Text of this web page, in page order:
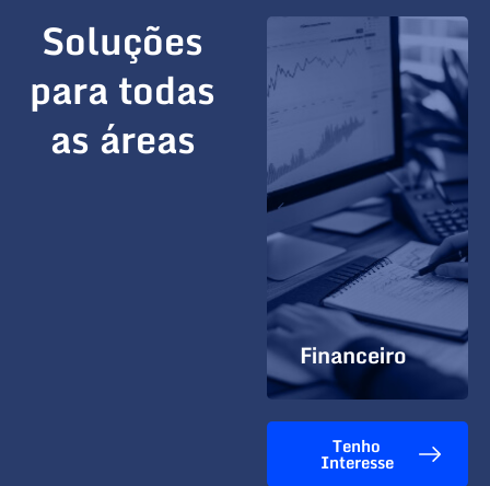
Soluções
para todas
as áreas
Financeiro
Tenho
Interesse